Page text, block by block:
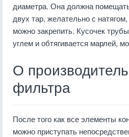
диаметра. Она должна
двух тар, желательно с
можно закрепить. Кусочек
углем и обтягивается марлей,
О
фильтра
После того как все элементы
можно приступать